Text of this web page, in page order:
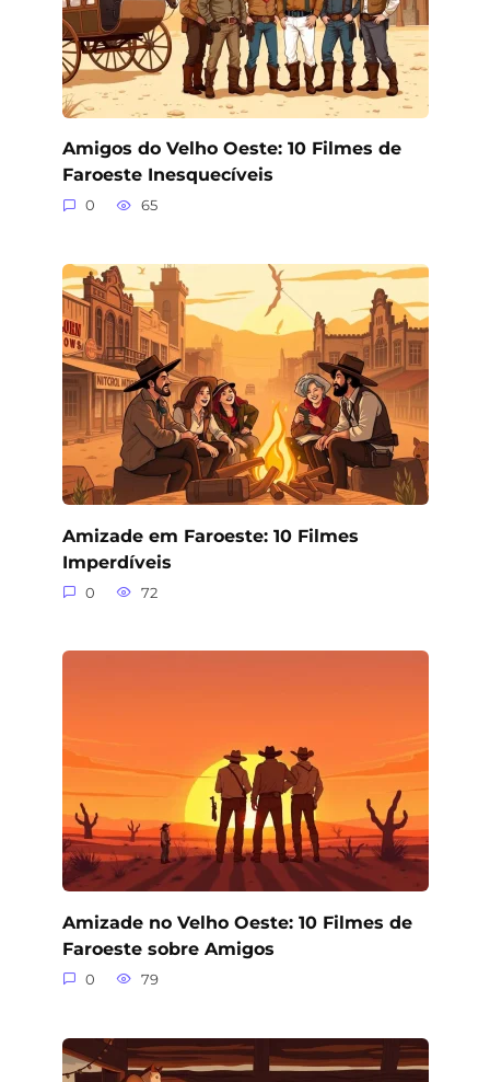
Amigos do Velho Oeste: 10 Filmes de
Faroeste Inesquecíveis
0 65
Amizade em Faroeste: 10 Filmes
Imperdíveis
0 72
Amizade no Velho Oeste: 10 Filmes de
Faroeste sobre Amigos
0 79